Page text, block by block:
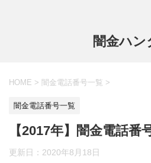
闇金ハン
HOME > 闇金電話番号一覧 >
闇金電話番号一覧
【2017年】闇金電話番
更新日： 2020年8月18日